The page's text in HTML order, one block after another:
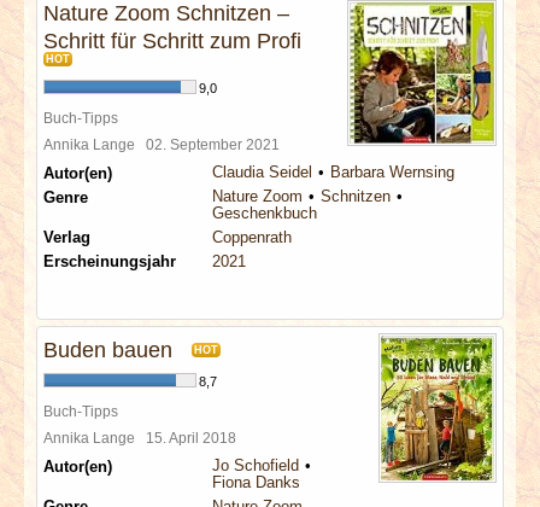
SPECIALS
REDAKTION
LINKS
ARCHIV
Nature Zoom Schnitzen –
Schritt für Schritt zum Profi
HOT
9,0
Buch-Tipps
Annika Lange 02. September 2021
Autor(en) Claudia Seidel
Barbara Wernsing
Genre
Nature Zoom
Schnitzen
Geschenkbuch
Verlag
Coppenrath
Erscheinungsjahr
2021
Buden bauen HOT
8,7
Buch-Tipps
Annika Lange 15. April 2018
Autor(en)
Jo Schofield
Fiona Danks